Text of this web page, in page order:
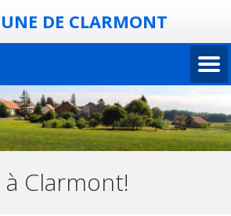
DE CLARMONT
Clarmont!